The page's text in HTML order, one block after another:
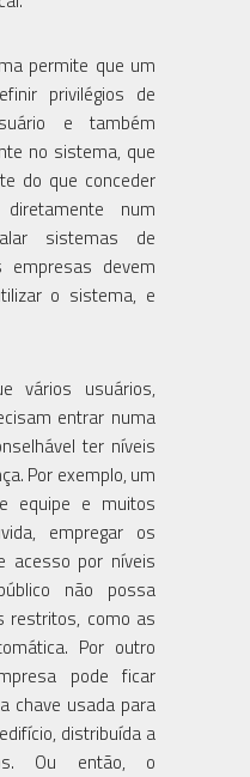
permite que um
privilégios de
e também
no sistema, que
do que conceder
num
sistemas de
devem
o sistema, e
vários usuários,
entrar numa
ter níveis
Por exemplo, um
equipe e muitos
empregar os
acesso por níveis
não possa
restritos, como as
Por outro
pode ficar
chave usada para
distribuída a
Ou então, o